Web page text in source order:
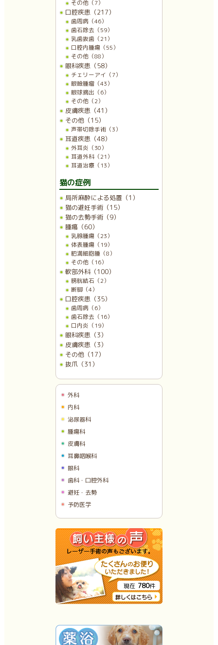
その他（7）
口腔疾患（217）
歯周病（46）
歯石除去（59）
乳歯抜歯（21）
口腔内腫瘍（55）
その他（88）
眼科疾患（58）
チェリーアイ（7）
眼瞼腫瘤（43）
眼球摘出（6）
その他（2）
皮膚疾患（41）
その他（15）
声帯切除手術（3）
耳道疾患（48）
外耳炎（30）
耳道外科（21）
耳道治療（13）
猫の症例
局所麻酔による処置（1）
猫の避妊手術（15）
猫の去勢手術（9）
腫瘍（60）
乳腺腫瘍（23）
体表腫瘍（19）
肥満細胞腫（8）
その他（16）
軟部外科（100）
膀胱結石（2）
断脚（4）
口腔疾患（35）
歯周病（6）
歯石除去（16）
口内炎（19）
眼科疾患（3）
皮膚疾患（3）
その他（17）
抜爪（31）
外科
内科
泌尿器科
腫瘍科
皮膚科
耳鼻咽喉科
眼科
歯科・口腔外科
避妊・去勢
予防医学
現在 780件